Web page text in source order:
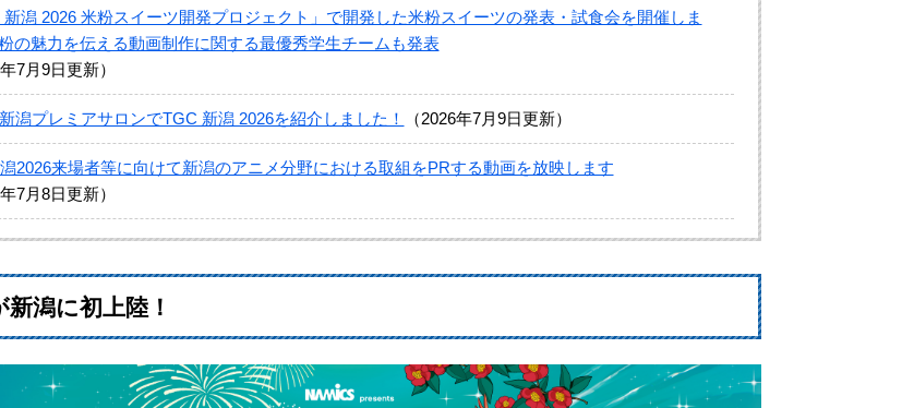
7月9日更新
新潟 2026 米粉スイーツ開発プロジェクト」で開発した米粉スイーツの発表・試食会を開催しま
の魅力を伝える動画制作に関する最優秀学生チームも発表
2026年7月9日更新
潟プレミアサロンでTGC 新潟 2026を紹介しました！
7月8日更新
2026来場者等に向けて新潟のアニメ分野における取組をPRする動画を放映します
新潟に初上陸！